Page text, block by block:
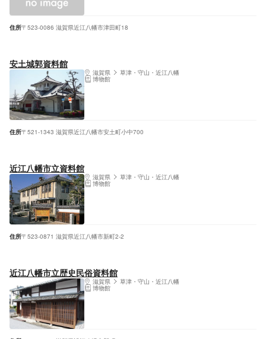
住所〒523-0086 滋賀県近江八幡市津田町18
安土城郭資料館
滋賀県 草津・守山・近江八幡
博物館
住所〒521-1343 滋賀県近江八幡市安土町小中700
近江八幡市立資料館
滋賀県 草津・守山・近江八幡
博物館
住所〒523-0871 滋賀県近江八幡市新町2-2
近江八幡市立歴史民俗資料館
滋賀県 草津・守山・近江八幡
博物館